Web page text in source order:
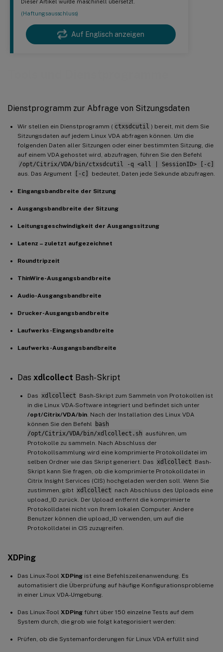
Dieser Artikel wurde maschinell übersetzt.
(Haftungsausschluss)
Auf Englisch anzeigen
Dienstprogramm zur Abfrage von Sitzungsdaten
Wir stellen ein Dienstprogramm ( ctxsdcutil ) bereit, mit dem Sie
Sitzungsdaten auf jedem Linux VDA abfragen können. Um die
folgenden Daten aller Sitzungen oder einer bestimmten Sitzung, die
auf einem VDA gehostet wird, abzufragen, führen Sie den Befehl
/opt/Citrix/VDA/bin/ctxsdcutil -q <all | SessionID> [-c]
aus. Das Argument
[-c] bedeutet, Daten jede Sekunde abzufragen.
Eingangsbandbreite der Sitzung
Ausgangsbandbreite der Sitzung
Leitungsgeschwindigkeit der Ausgangssitzung
Latenz – zuletzt aufgezeichnet
Roundtripzeit
ThinWire-Ausgangsbandbreite
Audio-Ausgangsbandbreite
Drucker-Ausgangsbandbreite
Laufwerks-Eingangsbandbreite
Laufwerks-Ausgangsbandbreite
Das xdlcollect Bash-Skript
Das xdlcollect Bash-Skript zum Sammeln von Protokollen ist
in die Linux VDA-Software integriert und befindet sich unter
/opt/Citrix/VDA/bin . Nach der Installation des Linux VDA
können Sie den Befehl
bash
/opt/Citrix/VDA/bin/xdlcollect.sh ausführen, um
Protokolle zu sammeln. Nach Abschluss der
Protokollsammlung wird eine komprimierte Protokolldatei im
selben Ordner wie das Skript generiert. Das xdlcollect Bash-
Skript kann Sie fragen, ob die komprimierte Protokolldatei in
Citrix Insight Services (CIS) hochgeladen werden soll. Wenn Sie
zustimmen, gibt xdlcollect nach Abschluss des Uploads eine
upload_ID zurück. Der Upload entfernt die komprimierte
Protokolldatei nicht von Ihrem lokalen Computer. Andere
Benutzer können die upload_ID verwenden, um auf die
Protokolldatei in CIS zuzugreifen.
XDPing
Das Linux-Tool XDPing ist eine Befehlszeilenanwendung. Es
automatisiert die Überprüfung auf häufige Konfigurationsprobleme
in einer Linux VDA-Umgebung.
Das Linux-Tool XDPing führt über 150 einzelne Tests auf dem
System durch, die grob wie folgt kategorisiert werden:
Prüfen, ob die Systemanforderungen für Linux VDA erfüllt sind